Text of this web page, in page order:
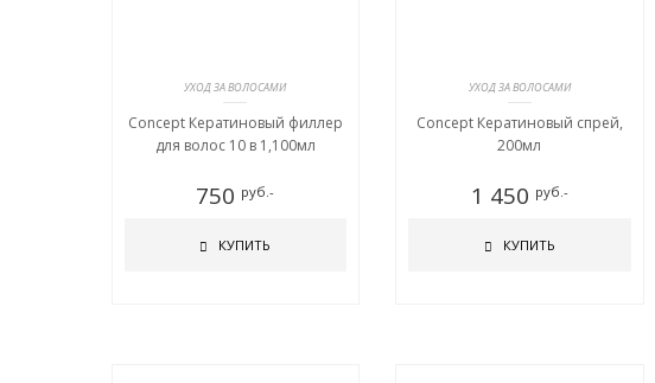
УХОД ЗА ВОЛОСАМИ
Concept Кератиновый филлер
для волос 10 в 1,100мл
750 руб.-
КУПИТЬ
УХОД ЗА ВОЛОСАМИ
Concept Кератиновый спрей,
200мл
1 450 руб.-
КУПИТЬ